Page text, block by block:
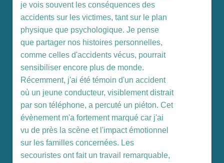
je vois souvent les conséquences des
accidents sur les victimes, tant sur le plan
physique que psychologique. Je pense
que partager nos histoires personnelles,
comme celles d'accidents vécus, pourrait
sensibiliser encore plus de monde.
Récemment, j'ai été témoin d'un accident
où un jeune conducteur, visiblement distrait
par son téléphone, a percuté un piéton. Cet
évènement m'a fortement marqué car j'ai
vu de près la scène et l'impact émotionnel
sur les familles concernées. Les
secouristes ont fait un travail remarquable,